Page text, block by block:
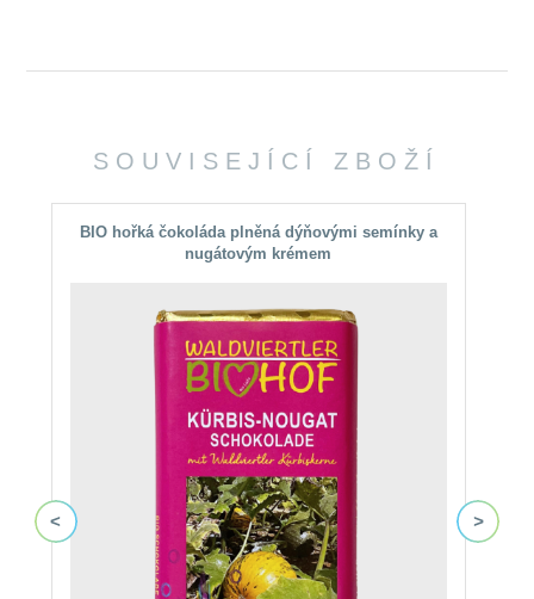
SOUVISEJÍCÍ ZBOŽÍ
BIO hořká čokoláda plněná dýňovými semínky a
nugátovým krémem